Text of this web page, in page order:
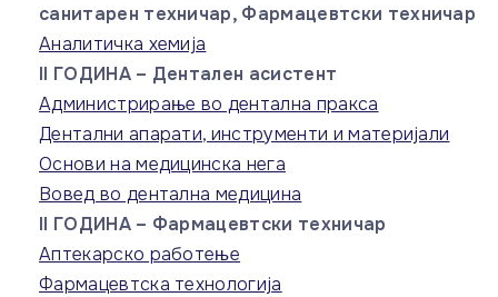
санитарен техничар, Фармацевтски техничар
Аналитичка хемија
II ГОДИНА – Дентален асистент
Администрирање во дентална пракса
Дентални апарати, инструменти и материјали
Основи на медицинска нега
Вовед во дентална медицина
II ГОДИНА – Фармацевтски техничар
Аптекарско работење
Фармацевтска технологија